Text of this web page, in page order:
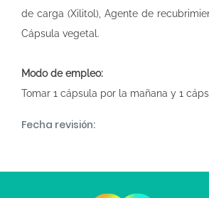
de carga (Xilitol), Agente de
Cápsula vegetal.
Modo de empleo:
Tomar 1 cápsula por la mañana y 1
Fecha revisión: